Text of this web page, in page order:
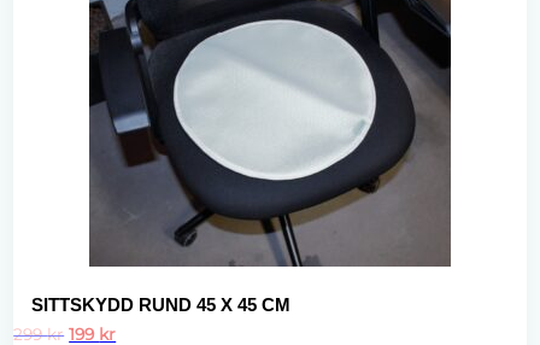
SITTSKYDD RUND 45 X 45 CM
299kr Det
199 krDet